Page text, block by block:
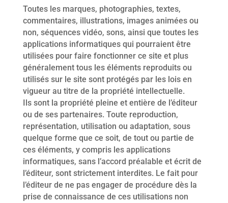
Toutes les marques, photographies, textes,
commentaires, illustrations, images animées ou
non, séquences vidéo, sons, ainsi que toutes les
applications informatiques qui pourraient être
utilisées pour faire fonctionner ce site et plus
généralement tous les éléments reproduits ou
utilisés sur le site sont protégés par les lois en
vigueur au titre de la propriété intellectuelle.
Ils sont la propriété pleine et entière de l’éditeur
ou de ses partenaires. Toute reproduction,
représentation, utilisation ou adaptation, sous
quelque forme que ce soit, de tout ou partie de
ces éléments, y compris les applications
informatiques, sans l’accord préalable et écrit de
l’éditeur, sont strictement interdites. Le fait pour
l’éditeur de ne pas engager de procédure dès la
prise de connaissance de ces utilisations non